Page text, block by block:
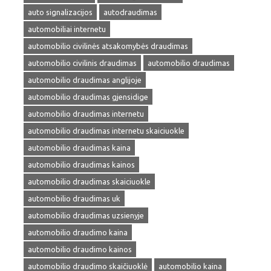
auto signalizacijos
autodraudimas
automobiliai internetu
automobilio civilinės atsakomybės draudimas
automobilio civilinis draudimas
automobilio draudimas
automobilio draudimas anglijoje
automobilio draudimas gjensidige
automobilio draudimas internetu
automobilio draudimas internetu skaiciuokle
automobilio draudimas kaina
automobilio draudimas kainos
automobilio draudimas skaiciuokle
automobilio draudimas uk
automobilio draudimas uzsienyje
automobilio draudimo kaina
automobilio draudimo kainos
automobilio draudimo skaičiuoklė
automobilio kaina